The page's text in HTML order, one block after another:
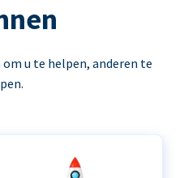
u te helpen, anderen te